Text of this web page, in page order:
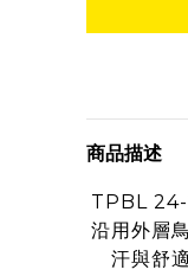
商品描述
TPBL 24-
沿用外層
汗與舒